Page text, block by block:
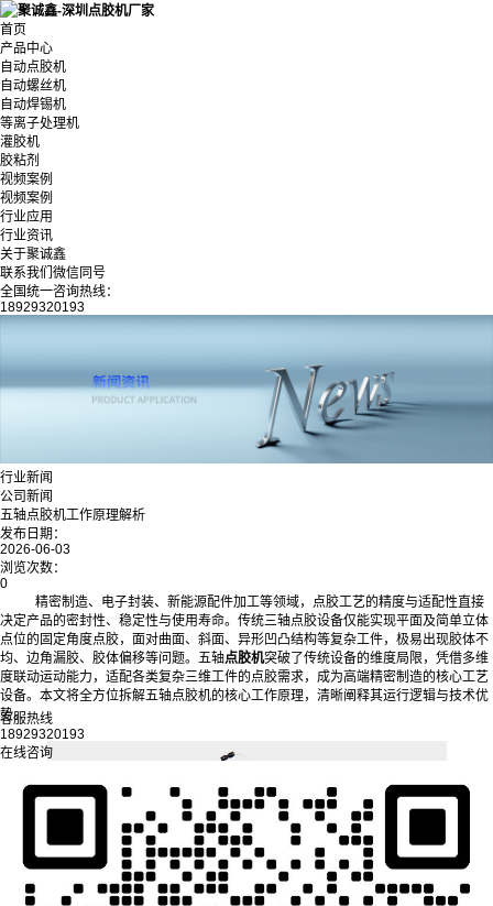
首页
产品中心
自动点胶机
自动螺丝机
自动焊锡机
等离子处理机
灌胶机
胶粘剂
视频案例
视频案例
行业应用
行业资讯
关于聚诚鑫
联系我们微信同号
全国统一咨询热线：
18929320193
行业新闻
公司新闻
五轴点胶机工作原理解析
发布日期：
2026-06-03
浏览次数：
0
精密制造、电子封装、新能源配件加工等领域，点胶工艺的精度与适配性直接
决定产品的密封性、稳定性与使用寿命。传统三轴点胶设备仅能实现平面及简单立体
点位的固定角度点胶，面对曲面、斜面、异形凹凸结构等复杂工件，极易出现胶体不
均、边角漏胶、胶体偏移等问题。五轴点胶机突破了传统设备的维度局限，凭借多维
度联动运动能力，适配各类复杂三维工件的点胶需求，成为高端精密制造的核心工艺
设备。本文将全方位拆解五轴点胶机的核心工作原理，清晰阐释其运行逻辑与技术优
势。
客服热线
18929320193
在线咨询